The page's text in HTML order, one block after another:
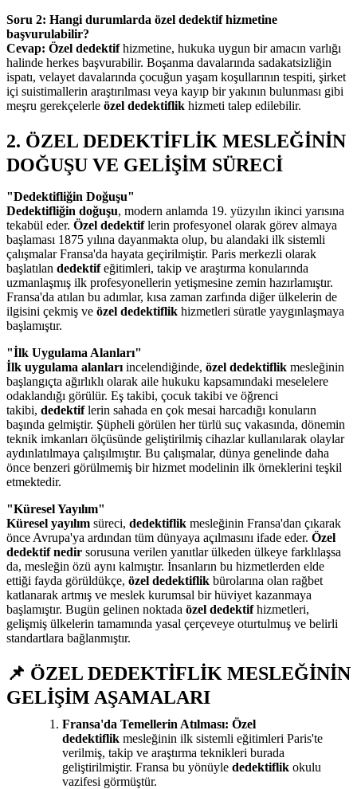
Soru 2: Hangi durumlarda özel dedektif hizmetine
başvurulabilir?
Cevap: Özel dedektifhizmetine, hukuka uygun bir amacın varlığı
halinde herkes başvurabilir. Boşanma davalarında sadakatsizliğin
ispatı, velayet davalarında çocuğun yaşam koşullarının tespiti, şirket
içi suistimallerin araştırılması veya kayıp bir yakının bulunması gibi
meşru gerekçelerle özel dedektiflik hizmeti talep edilebilir.
2. ÖZEL DEDEKTİFLİK MESLEĞİNİN
DOĞUŞU VE GELİŞİM SÜRECİ
"Dedektifliğin Doğuşu"
Dedektifliğin doğuşu, modern anlamda 19. yüzyılın ikinci yarısına
tekabül eder. Özel dedektiflerin profesyonel olarak görev almaya
başlaması 1875 yılına dayanmakta olup, bu alandaki ilk sistemli
çalışmalar Fransa'da hayata geçirilmiştir. Paris merkezli olarak
başlatılan dedektifeğitimleri, takip ve araştırma konularında
uzmanlaşmış ilk profesyonellerin yetişmesine zemin hazırlamıştır.
Fransa'da atılan bu adımlar, kısa zaman zarfında diğer ülkelerin de
ilgisini çekmiş ve özel dedektiflik hizmetleri süratle yaygınlaşmaya
başlamıştır.
"İlk Uygulama Alanları"
İlk uygulama alanları incelendiğinde, özel dedektiflik mesleğinin
başlangıçta ağırlıklı olarak aile hukuku kapsamındaki meselelere
odaklandığı görülür. Eş takibi, çocuk takibi ve öğrenci
takibi, dedektiflerin sahada en çok mesai harcadığı konuların
başında gelmiştir. Şüpheli görülen her türlü suç vakasında, dönemin
teknik imkanları ölçüsünde geliştirilmiş cihazlar kullanılarak olaylar
aydınlatılmaya çalışılmıştır. Bu çalışmalar, dünya genelinde daha
önce benzeri görülmemiş bir hizmet modelinin ilk örneklerini teşkil
etmektedir.
"Küresel Yayılım"
Küresel yayılım süreci, dedektiflik mesleğinin Fransa'dan çıkarak
önce Avrupa'ya ardından tüm dünyaya açılmasını ifade eder. Özel
dedektif nedir sorusuna verilen yanıtlar ülkeden ülkeye farklılaşsa
da, mesleğin özü aynı kalmıştır. İnsanların bu hizmetlerden elde
ettiği fayda görüldükçe, özel dedektiflik bürolarına olan rağbet
katlanarak artmış ve meslek kurumsal bir hüviyet kazanmaya
başlamıştır. Bugün gelinen noktada özel dedektifhizmetleri,
gelişmiş ülkelerin tamamında yasal çerçeveye oturtulmuş ve belirli
standartlara bağlanmıştır.
📌 ÖZEL DEDEKTİFLİK MESLEĞİNİN
GELİŞİM AŞAMALARI
Fransa'da Temellerin Atılması: Özel
dedektiflik mesleğinin ilk sistemli eğitimleri Paris'te
verilmiş, takip ve araştırma teknikleri burada
geliştirilmiştir. Fransa bu yönüyle dedektiflik okulu
vazifesi görmüştür.